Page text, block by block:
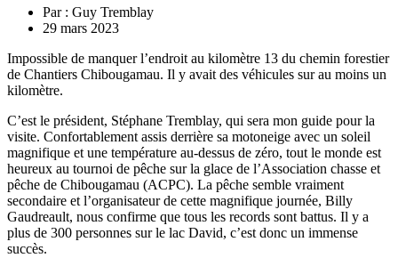
Par : Guy Tremblay
29 mars 2023
Impossible de manquer l’endroit au kilomètre 13 du chemin forestier
de Chantiers Chibougamau. Il y avait des véhicules sur au moins un
kilomètre.
C’est le président, Stéphane Tremblay, qui sera mon guide pour la
visite. Confortablement assis derrière sa motoneige avec un soleil
magnifique et une température au-dessus de zéro, tout le monde est
heureux au tournoi de pêche sur la glace de l’Association chasse et
pêche de Chibougamau (ACPC). La pêche semble vraiment
secondaire et l’organisateur de cette magnifique journée, Billy
Gaudreault, nous confirme que tous les records sont battus. Il y a
plus de 300 personnes sur le lac David, c’est donc un immense
succès.